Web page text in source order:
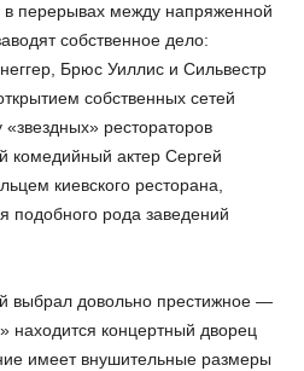
перерывах между напряженной
собственное дело:
Брюс Уиллис и Сильвестр
собственных сетей
рестораторов
комедийный актер Сергей
киевского ресторана,
подобного рода заведений
выбрал довольно престижное —
находится концертный дворец
имеет внушительные размеры